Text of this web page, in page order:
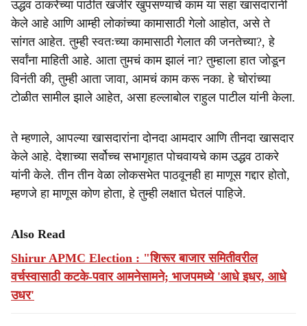
उद्धव ठाकरेंच्या पाठीत खंजीर खुपसण्याचे काम या सहा खासदारांनी
केले आहे आणि आम्ही लोकांच्या कामासाठी गेलो आहोत, असे ते
सांगत आहेत. तुम्ही स्वतःच्या कामासाठी गेलात की जनतेच्या?, हे
सर्वांना माहिती आहे. आता तुमचं काम झालं ना? तुम्हाला हात जोडून
विनंती की, तुम्ही आता जावा, आमचं काम करू नका. हे चोरांच्या
टोळीत सामील झाले आहेत, असा हल्लाबोल राहुल पाटील यांनी केला.
ते म्हणाले, आपल्या खासदारांना दोनदा आमदार आणि तीनदा खासदार
केले आहे. देशाच्या सर्वोच्च सभागृहात पोचवायचे काम उद्धव ठाकरे
यांनी केले. तीन तीन वेळा लोकसभेत पाठवूनही हा माणूस गद्दार होतो,
म्हणजे हा माणूस कोण होता, हे तुम्ही लक्षात घेतलं पाहिजे.
Also Read
Shirur APMC Election : "शिरूर बाजार समितीवरील
वर्चस्वासाठी कटके-पवार आमनेसामने; भाजपमध्ये 'आधे इधर, आधे
उधर'